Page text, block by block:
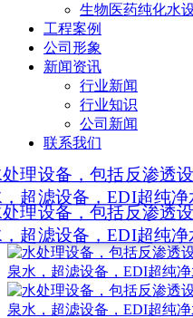
生物医药纯化水
工程案例
公司形象
新闻资讯
行业新闻
行业知识
公司新闻
联系我们